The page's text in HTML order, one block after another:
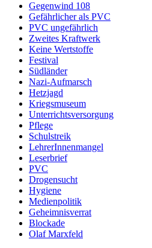
Gegenwind 108
Gefährlicher als PVC
PVC ungefährlich
Zweites Kraftwerk
Keine Wertstoffe
Festival
Südländer
Nazi-Aufmarsch
Hetzjagd
Kriegsmuseum
Unterrichtsversorgung
Pflege
Schulstreik
LehrerInnenmangel
Leserbrief
PVC
Drogensucht
Hygiene
Medienpolitik
Geheimnisverrat
Blockade
Olaf Marxfeld